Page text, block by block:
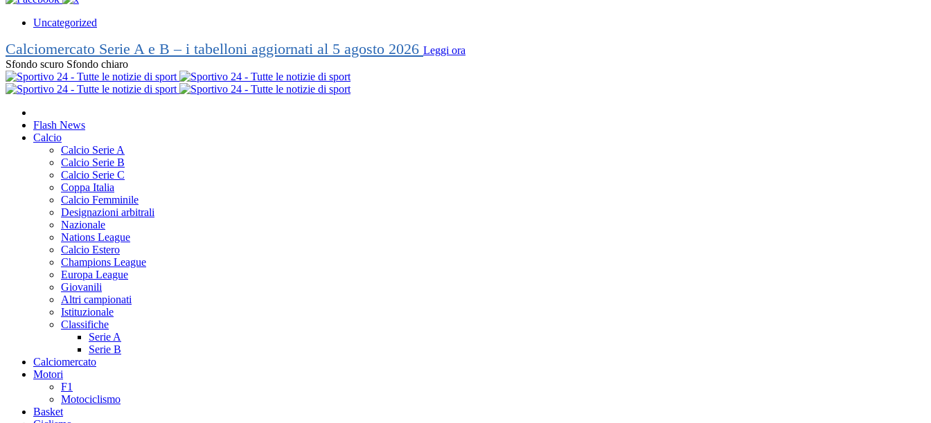
Uncategorized
Calciomercato Serie A e B – i tabelloni aggiornati al 5 agosto 2026 Leggi ora
Sfondo scuro Sfondo chiaro
Flash News
Calcio
Calcio Serie A
Calcio Serie B
Calcio Serie C
Coppa Italia
Calcio Femminile
Designazioni arbitrali
Nazionale
Nations League
Calcio Estero
Champions League
Europa League
Giovanili
Altri campionati
Istituzionale
Classifiche
Serie A
Serie B
Calciomercato
Motori
F1
Motociclismo
Basket